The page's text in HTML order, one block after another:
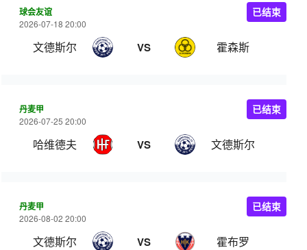
球会友谊
2026-07-18 20:00
文德斯尔 VS 霍森斯
已结束
丹麦甲
2026-07-25 20:00
哈维德夫 VS 文德斯尔
已结束
丹麦甲
2026-08-02 20:00
文德斯尔 VS 霍布罗
已结束